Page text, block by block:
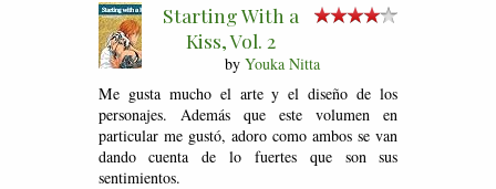
Starting With a
Kiss, Vol. 2
by Youka Nitta
Me gusta mucho el arte y el diseño de los
personajes. Además que este volumen en
particular me gustó, adoro como ambos se van
dando cuenta de lo fuertes que son sus
sentimientos.